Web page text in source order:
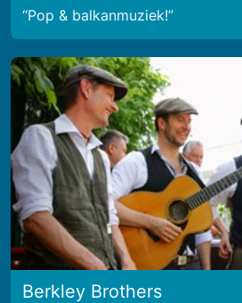
Pop & balkanmuziek!
Berkley Brothers